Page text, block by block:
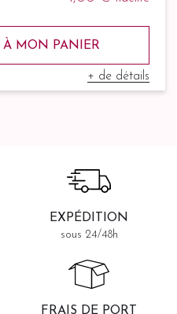
À MON PANIER
+ de détails
EXPÉDITION
sous 24/48h
FRAIS DE PORT